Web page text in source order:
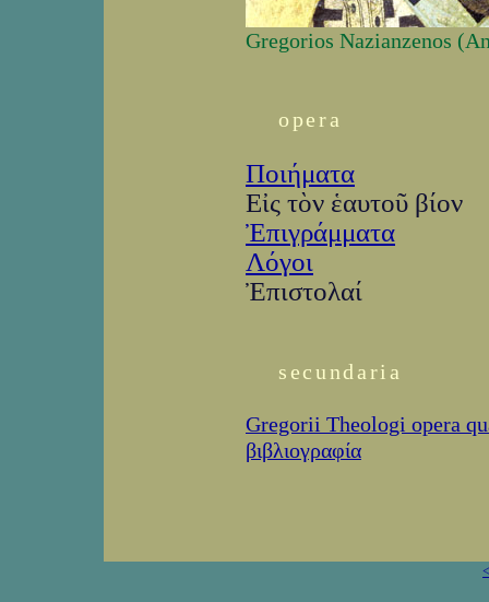
Gregorios Nazianzenos
opera
Ποιήματα
Εἰς τὸν ἑαυτοῦ βίον
Ἐπιγράμματα
Λόγοι
Ἐπιστολαί
secundaria
Gregorii Theologi opera
βιβλιογραφία